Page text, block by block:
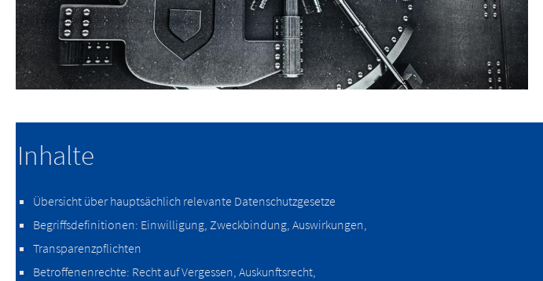
Inhalte
Übersicht über hauptsächlich relevante Datenschutzgesetze
Begriﬀsdefinitionen: Einwilligung, Zweckbindung, Auswirkungen,
Transparenzpflichten
Betroﬀenenrechte: Recht auf Vergessen, Auskunftsrecht,